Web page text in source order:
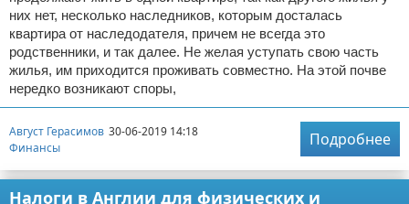
них нет, несколько наследников, которым досталась
квартира от наследодателя, причем не всегда это
родственники, и так далее. Не желая уступать свою часть
жилья, им приходится проживать совместно. На этой почве
нередко возникают споры,
Август Герасимов 30-06-2019 14:18
Финансы
Подробнее
Налоги в Англии для физических и